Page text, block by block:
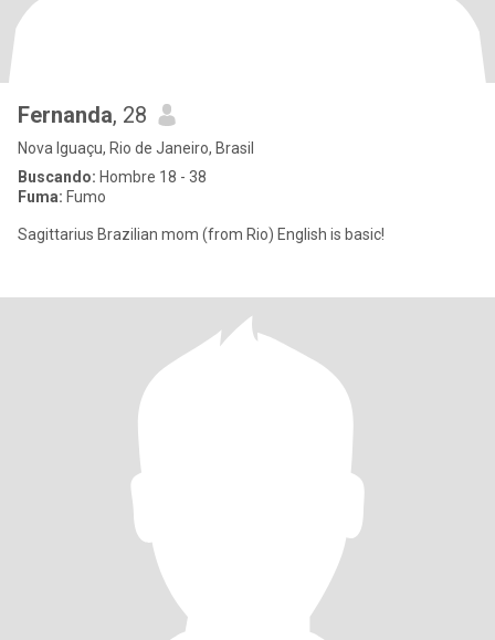
Fernanda, 28
Nova Iguaçu, Rio de Janeiro, Brasil
Buscando: Hombre 18 - 38
Fuma: Fumo
Sagittarius Brazilian mom (from Rio) English is basic!